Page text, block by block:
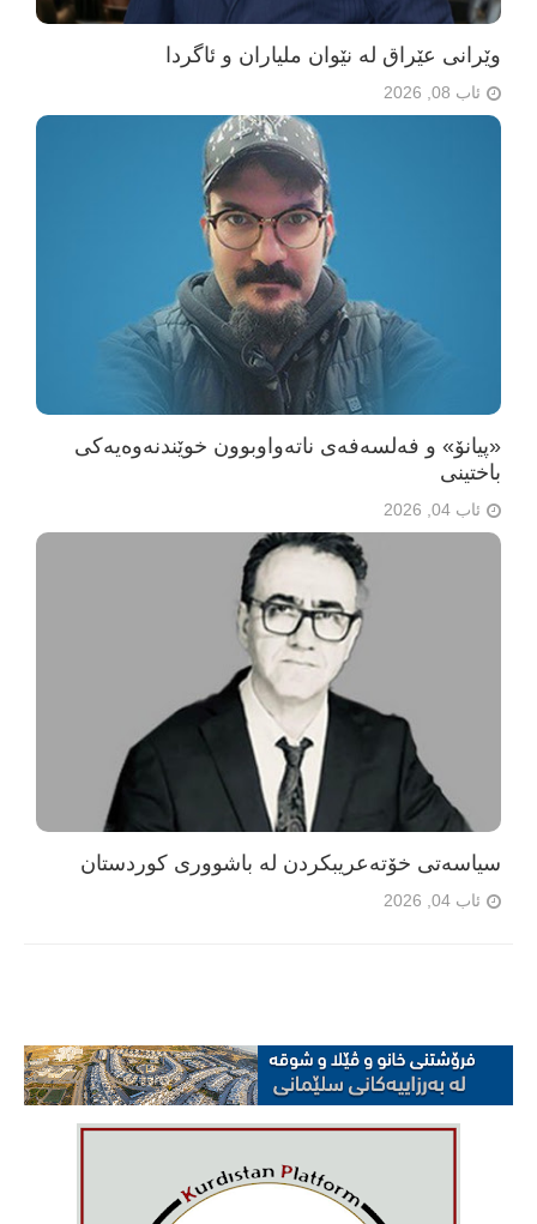
وێرانی عێراق لە نێوان ملیاران و ئاگردا
ئاب 08, 2026
«پیانۆ» و فەلسەفەی ناتەواوبوون خوێندنەوەیەکی
باختینی
ئاب 04, 2026
سیاسەتی خۆتەعریبکردن لە باشووری کوردستان
ئاب 04, 2026